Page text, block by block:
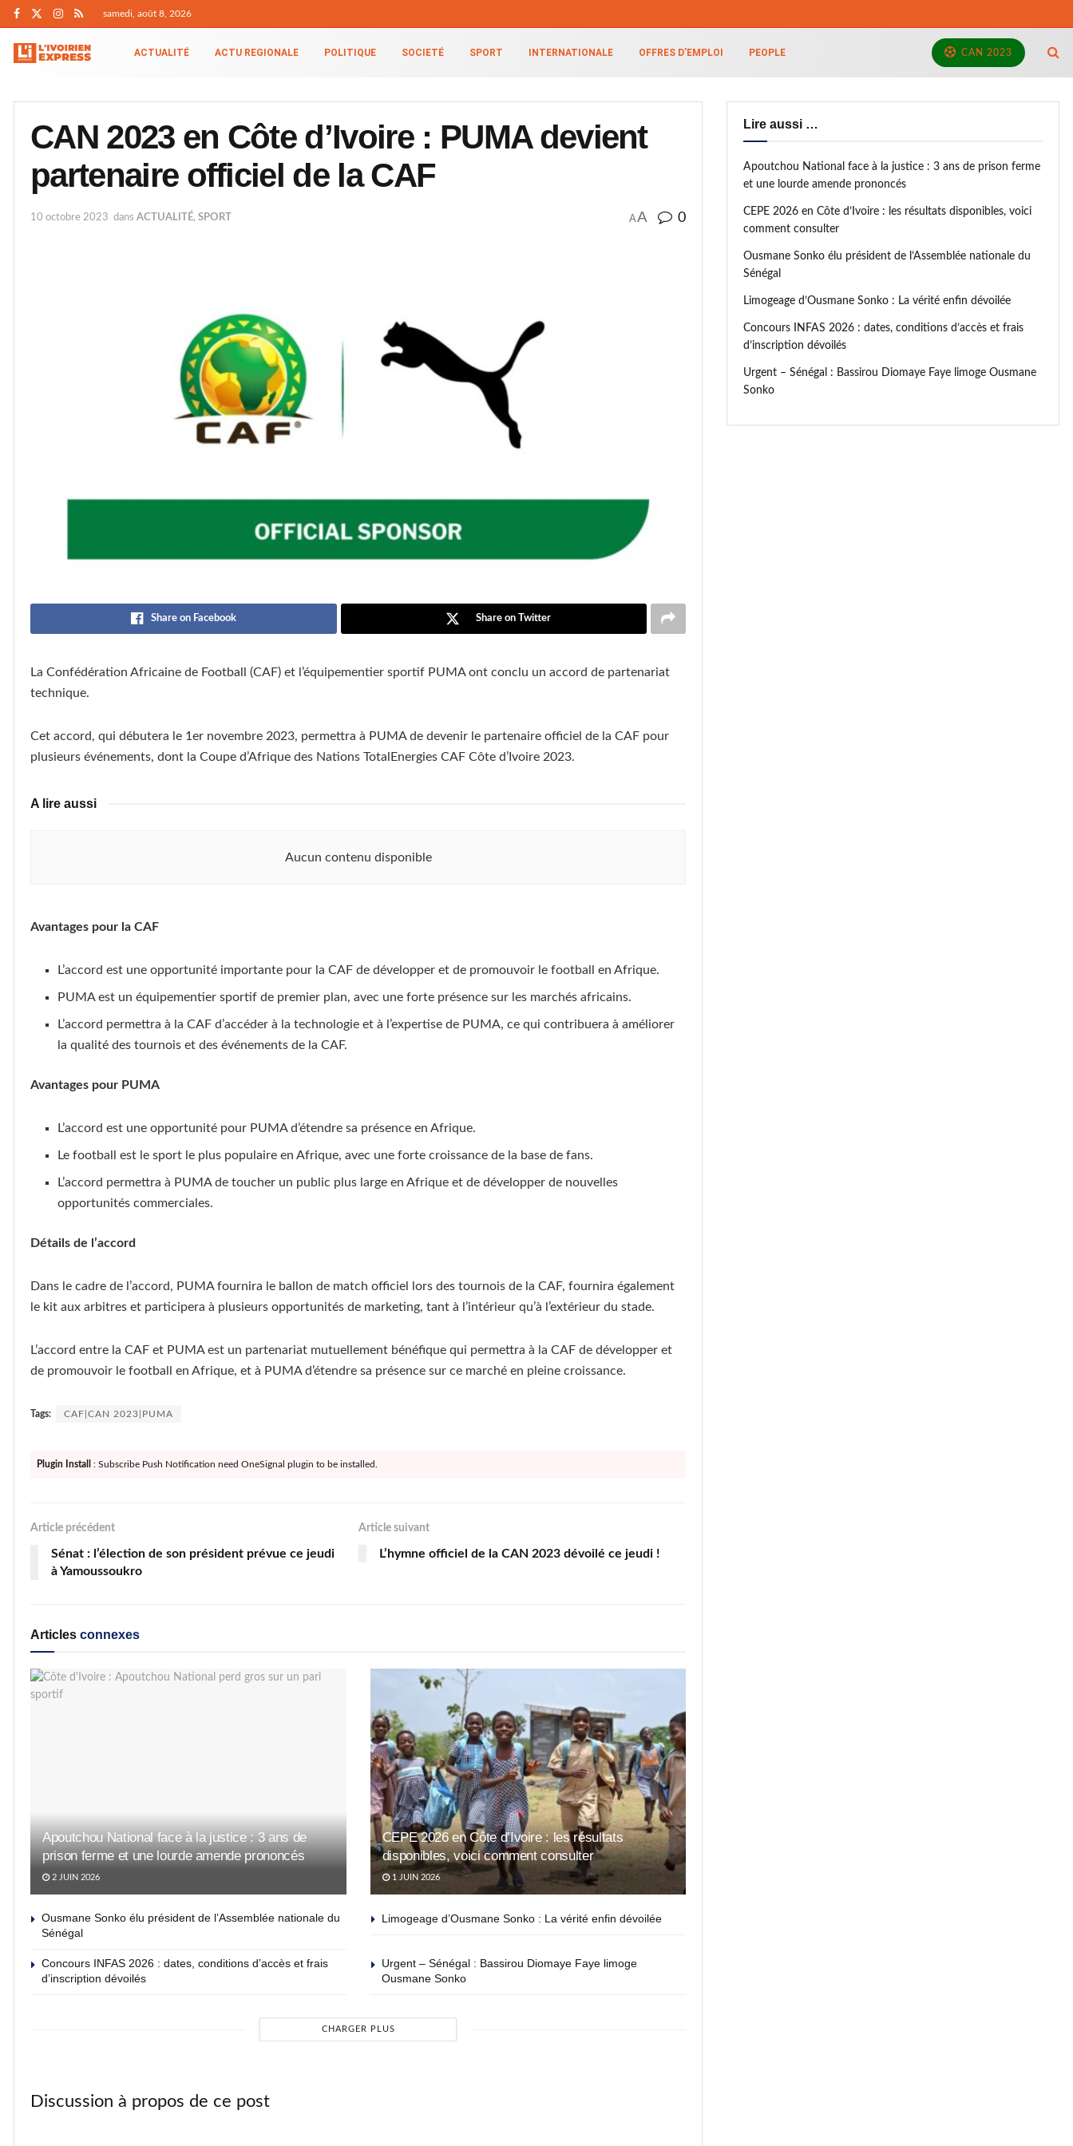
samedi, août 8, 2026
ACTUALITÉ ACTU REGIONALE POLITIQUE SOCIETÉ SPORT INTERNATIONALE OFFRES D’EMPLOI PEOPLE CAN 2023
CAN 2023 en Côte d’Ivoire : PUMA devient
partenaire officiel de la CAF
10 octobre 2023 dans ACTUALITÉ, SPORT AA 0
Share on Facebook Share on Twitter
La Confédération Africaine de Football (CAF) et l’équipementier sportif PUMA ont conclu un accord de partenariat
technique.
Cet accord, qui débutera le 1er novembre 2023, permettra à PUMA de devenir le partenaire officiel de la CAF pour
plusieurs événements, dont la Coupe d’Afrique des Nations TotalEnergies CAF Côte d’Ivoire 2023.
A lire aussi
Aucun contenu disponible
Avantages pour la CAF
L’accord est une opportunité importante pour la CAF de développer et de promouvoir le football en Afrique.
PUMA est un équipementier sportif de premier plan, avec une forte présence sur les marchés africains.
L’accord permettra à la CAF d’accéder à la technologie et à l’expertise de PUMA, ce qui contribuera à améliorer
la qualité des tournois et des événements de la CAF.
Avantages pour PUMA
L’accord est une opportunité pour PUMA d’étendre sa présence en Afrique.
Le football est le sport le plus populaire en Afrique, avec une forte croissance de la base de fans.
L’accord permettra à PUMA de toucher un public plus large en Afrique et de développer de nouvelles
opportunités commerciales.
Détails de l’accord
Dans le cadre de l’accord, PUMA fournira le ballon de match officiel lors des tournois de la CAF, fournira également
le kit aux arbitres et participera à plusieurs opportunités de marketing, tant à l’intérieur qu’à l’extérieur du stade.
L’accord entre la CAF et PUMA est un partenariat mutuellement bénéfique qui permettra à la CAF de développer et
de promouvoir le football en Afrique, et à PUMA d’étendre sa présence sur ce marché en pleine croissance.
Tags: CAF|CAN 2023|PUMA
Plugin Install : Subscribe Push Notification need OneSignal plugin to be installed.
Article précédent
Sénat : l’élection de son président prévue ce jeudi
à Yamoussoukro
Article suivant
L’hymne officiel de la CAN 2023 dévoilé ce jeudi !
Articles connexes
Apoutchou National face à la justice : 3 ans de
prison ferme et une lourde amende prononcés
2 JUIN 2026
CEPE 2026 en Côte d’Ivoire : les résultats
disponibles, voici comment consulter
1 JUIN 2026
Ousmane Sonko élu président de l’Assemblée nationale du
Sénégal
Limogeage d’Ousmane Sonko : La vérité enfin dévoilée
Concours INFAS 2026 : dates, conditions d’accès et frais
d’inscription dévoilés
Urgent – Sénégal : Bassirou Diomaye Faye limoge
Ousmane Sonko
CHARGER PLUS
Discussion à propos de ce post
Lire aussi …
Apoutchou National face à la justice : 3 ans de prison ferme
et une lourde amende prononcés
CEPE 2026 en Côte d’Ivoire : les résultats disponibles, voici
comment consulter
Ousmane Sonko élu président de l’Assemblée nationale du
Sénégal
Limogeage d’Ousmane Sonko : La vérité enfin dévoilée
Concours INFAS 2026 : dates, conditions d’accès et frais
d’inscription dévoilés
Urgent – Sénégal : Bassirou Diomaye Faye limoge Ousmane
Sonko